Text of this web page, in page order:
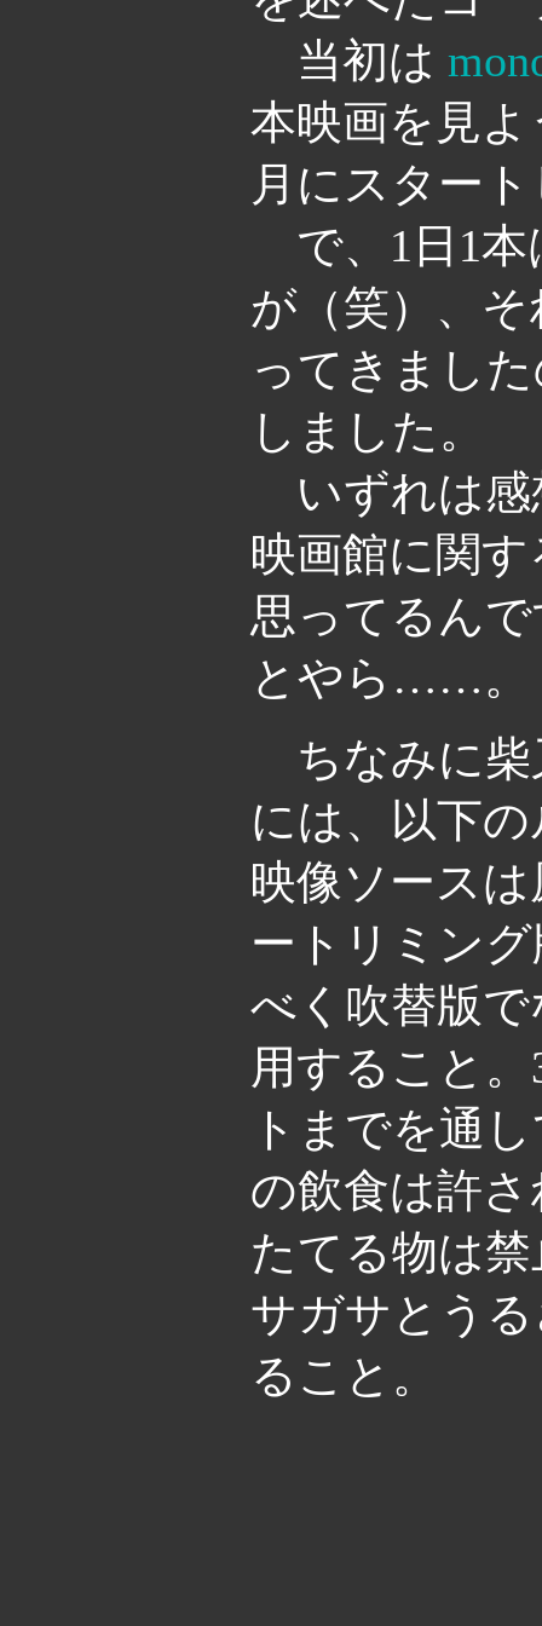
当初は
本映画を見よ
月にスター
で、1日1本
が（笑）、
ってきまし
しました。
いずれは感
映画館に関
思ってるん
とやら……。
ちなみに柴
には、以下
映像ソース
ートリミン
べく吹替版
用すること
トまでを通
の飲食は許
たてる物は
サガサとう
ること。